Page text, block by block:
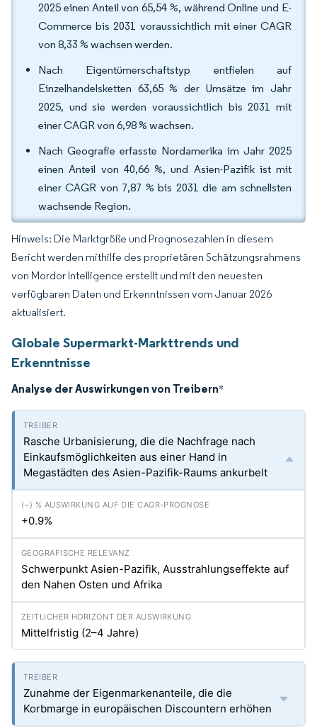
2025 einen Anteil von 65,54 %, während Online und E-
Commerce bis 2031 voraussichtlich mit einer CAGR
von 8,33 % wachsen werden.
Nach Eigentümerschaftstyp entfielen auf
Einzelhandelsketten 63,65 % der Umsätze im Jahr
2025, und sie werden voraussichtlich bis 2031 mit
einer CAGR von 6,98 % wachsen.
Nach Geografie erfasste Nordamerika im Jahr 2025
einen Anteil von 40,66 %, und Asien-Pazifik ist mit
einer CAGR von 7,87 % bis 2031 die am schnellsten
wachsende Region.
Hinweis: Die Marktgröße und Prognosezahlen in diesem
Bericht werden mithilfe des proprietären Schätzungsrahmens
von Mordor Intelligence erstellt und mit den neuesten
verfügbaren Daten und Erkenntnissen vom Januar 2026
aktualisiert.
Globale Supermarkt-Markttrends und
Erkenntnisse
Analyse der Auswirkungen von Treibern*
Rasche Urbanisierung, die die Nachfrage nach
Einkaufsmöglichkeiten aus einer Hand in
Megastädten des Asien-Pazifik-Raums ankurbelt
+0.9%
Schwerpunkt Asien-Pazifik, Ausstrahlungseffekte auf
den Nahen Osten und Afrika
Mittelfristig (2–4 Jahre)
Zunahme der Eigenmarkenanteile, die die
Korbmarge in europäischen Discountern erhöhen